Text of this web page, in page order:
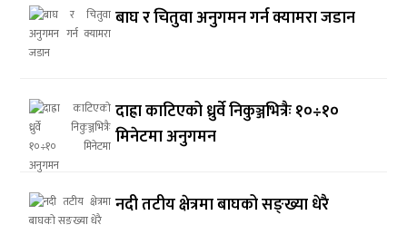
बाघ र चितुवा अनुगमन गर्न क्यामरा जडान
दाह्रा काटिएको ध्रुर्वे निकुञ्जभित्रैः १०÷१०
मिनेटमा अनुगमन
नदी तटीय क्षेत्रमा बाघको सङ्ख्या धेरै